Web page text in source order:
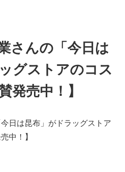
さんの「今日は
グストアのコス
発売中！】
日は昆布」がドラッグストア
中！】